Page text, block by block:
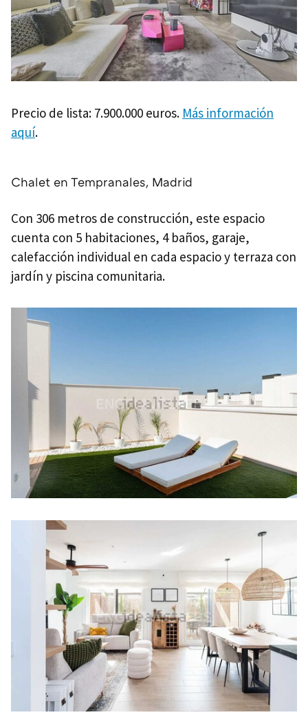
Precio de lista: 7.900.000 euros. Más información
aquí.
Chalet en Tempranales, Madrid
Con 306 metros de construcción, este espacio
cuenta con 5 habitaciones, 4 baños, garaje,
calefacción individual en cada espacio y terraza con
jardín y piscina comunitaria.